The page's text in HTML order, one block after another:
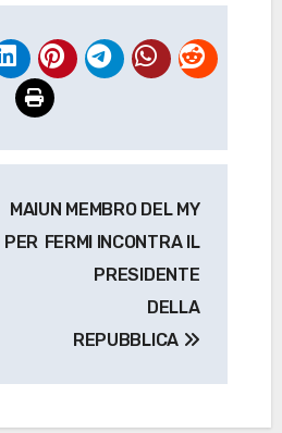
PER
UN MEMBRO DEL MY
FERMI INCONTRA IL
PRESIDENTE
DELLA
REPUBBLICA